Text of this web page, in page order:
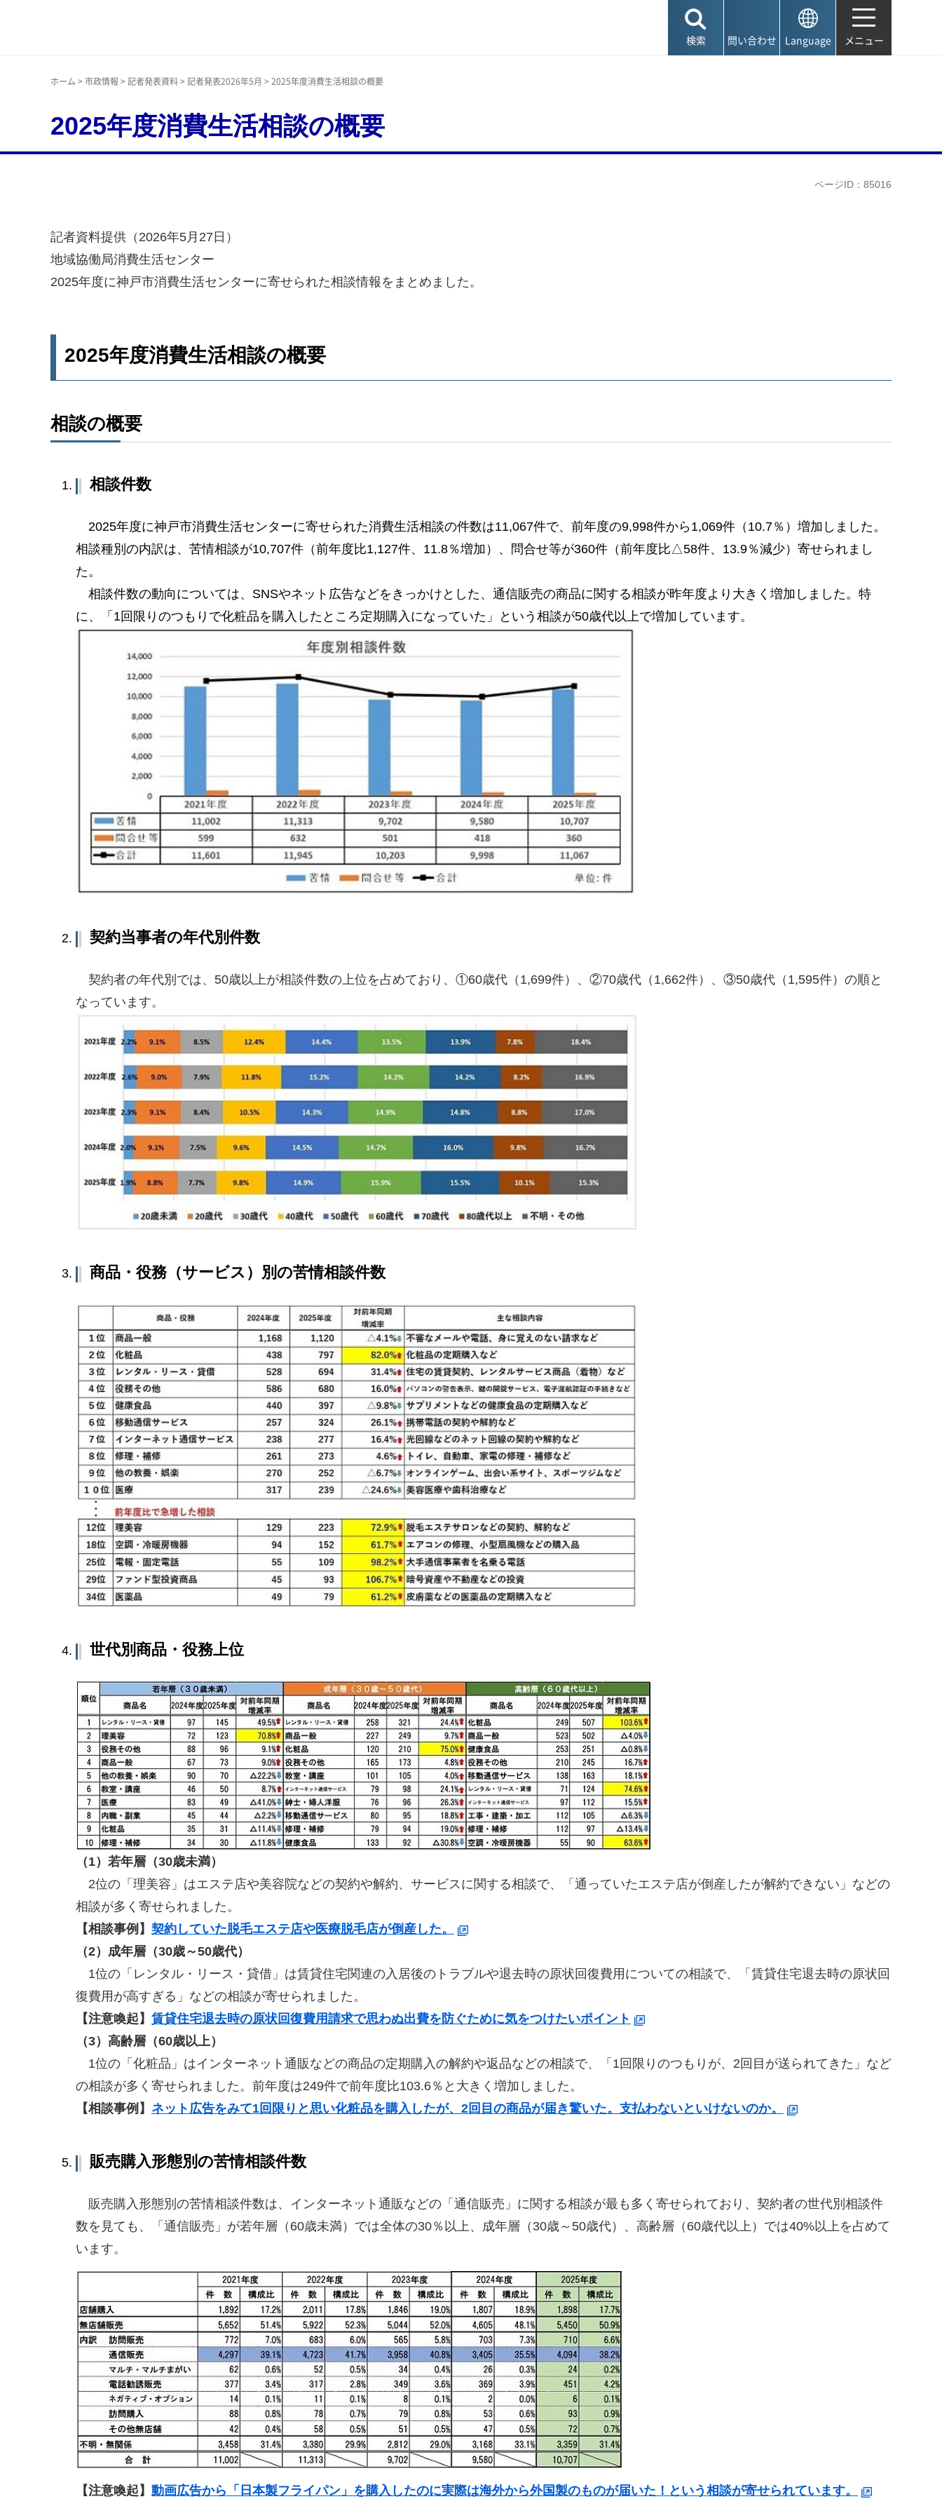
検索 問い合わせ Language メニュー
ホーム > 市政情報 > 記者発表資料> 記者発表2026年5月 > 2025年度消費生活相談の概要
2025年度消費生活相談の概要
ページID：85016
記者資料提供（2026年5月27日）
地域協働局消費生活センター
2025年度に神戸市消費生活センターに寄せられた相談情報をまとめました。
2025年度消費生活相談の概要
相談の概要
相談件数
2025年度に神戸市消費生活センターに寄せられた消費生活相談の件数は11,067件で、前年度の9,998件から1,069件（10.7％）増加しました。
相談種別の内訳は、苦情相談が10,707件（前年度比1,127件、11.8％増加）、問合せ等が360件（前年度比△58件、13.9％減少）寄せられまし
た。
相談件数の動向については、SNSやネット広告などをきっかけとした、通信販売の商品に関する相談が昨年度より大きく増加しました。特
に、「1回限りのつもりで化粧品を購入したところ定期購入になっていた」という相談が50歳代以上で増加しています。
契約当事者の年代別件数
契約者の年代別では、50歳以上が相談件数の上位を占めており、①60歳代（1,699件）、②70歳代（1,662件）、③50歳代（1,595件）の順と
なっています。
商品・役務（サービス）別の苦情相談件数
世代別商品・役務上位
（1）若年層（30歳未満）
2位の「理美容」はエステ店や美容院などの契約や解約、サービスに関する相談で、「通っていたエステ店が倒産したが解約できない」などの
相談が多く寄せられました。
【相談事例】 契約していた脱毛エステ店や医療脱毛店が倒産した。
（2）成年層（30歳～50歳代）
1位の「レンタル・リース・貸借」は賃貸住宅関連の入居後のトラブルや退去時の原状回復費用についての相談で、「賃貸住宅退去時の原状回
復費用が高すぎる」などの相談が寄せられました。
【注意喚起】 賃貸住宅退去時の原状回復費用請求で思わぬ出費を防ぐために気をつけたいポイント
（3）高齢層（60歳以上）
1位の「化粧品」はインターネット通販などの商品の定期購入の解約や返品などの相談で、「1回限りのつもりが、2回目が送られてきた」など
の相談が多く寄せられました。前年度は249件で前年度比103.6％と大きく増加しました。
【相談事例】 ネット広告をみて1回限りと思い化粧品を購入したが、2回目の商品が届き驚いた。支払わないといけないのか。
販売購入形態別の苦情相談件数
販売購入形態別の苦情相談件数は、インターネット通販などの「通信販売」に関する相談が最も多く寄せられており、契約者の世代別相談件
数を見ても、「通信販売」が若年層（60歳未満）では全体の30％以上、成年層（30歳～50歳代）、高齢層（60歳代以上）では40%以上を占めて
います。
【注意喚起】 動画広告から「日本製フライパン」を購入したのに実際は海外から外国製のものが届いた！という相談が寄せられています。